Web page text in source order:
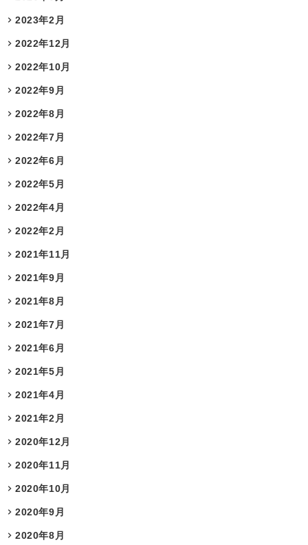
2023年2月
2022年12月
2022年10月
2022年9月
2022年8月
2022年7月
2022年6月
2022年5月
2022年4月
2022年2月
2021年11月
2021年9月
2021年8月
2021年7月
2021年6月
2021年5月
2021年4月
2021年2月
2020年12月
2020年11月
2020年10月
2020年9月
2020年8月